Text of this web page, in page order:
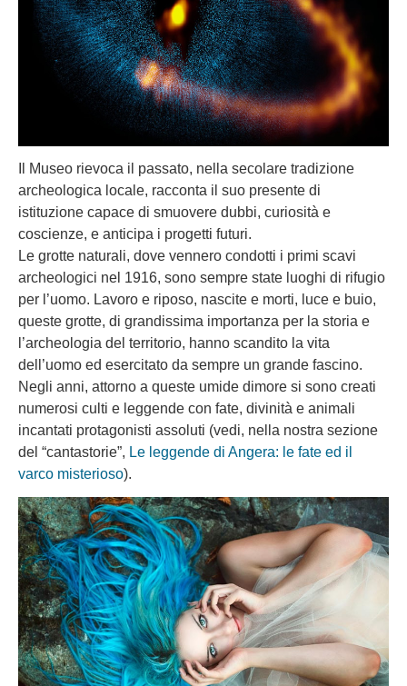
Il Museo rievoca il passato, nella secolare tradizione
archeologica locale, racconta il suo presente di
istituzione capace di smuovere dubbi, curiosità e
coscienze, e anticipa i progetti futuri.
Le grotte naturali, dove vennero condotti i primi scavi
archeologici nel 1916, sono sempre state luoghi di rifugio
per l’uomo. Lavoro e riposo, nascite e morti, luce e buio,
queste grotte, di grandissima importanza per la storia e
l’archeologia del territorio, hanno scandito la vita
dell’uomo ed esercitato da sempre un grande fascino.
Negli anni, attorno a queste umide dimore si sono creati
numerosi culti e leggende con fate, divinità e animali
incantati protagonisti assoluti (vedi, nella nostra sezione
del “cantastorie”, Le leggende di Angera: le fate ed il
varco misterioso).